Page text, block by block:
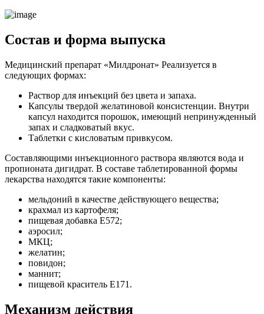
Состав и форма выпуска
Медицинский препарат «Милдронат» Реализуется в
следующих формах:
Раствор для инъекций без цвета и запаха.
Капсулы твердой желатиновой консистенции. Внутри
капсул находится порошок, имеющий непринужденный
запах и сладковатый вкус.
Таблетки с кисловатым привкусом.
Составляющими инъекционного раствора являются вода и
пропионата дигидрат. В составе таблетированной формы
лекарства находятся такие компоненты:
мельдоний в качестве действующего вещества;
крахмал из картофеля;
пищевая добавка Е572;
аэросил;
МКЦ;
желатин;
повидон;
маннит;
пищевой краситель Е171.
Механизм действия